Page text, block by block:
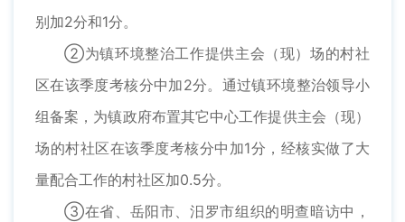
别加2分和1分。
②为镇环境整治工作提供主会（现）场的村社
区在该季度考核分中加2分。通过镇环境整治领导小
组备案，为镇政府布置其它中心工作提供主会（现）
场的村社区在该季度考核分中加1分，经核实做了大
量配合工作的村社区加0.5分。
③在省、岳阳市、汨罗市组织的明查暗访中，